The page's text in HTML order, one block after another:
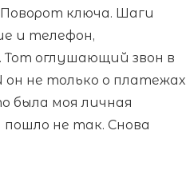
ключа. Шаги
и телефон,
Тот оглушающий звон в
он не только о платежах
была моя личная
не так. Снова